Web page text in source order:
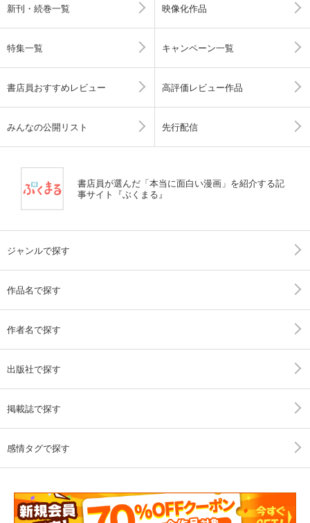
新刊・続巻一覧 映像化作品
特集一覧 キャンペーン一覧
書店員おすすめレビュー 高評価レビュー作品
みんなの公開リスト 先行配信
書店員が選んだ「本当に面白い漫画」を紹介する記
事サイト『ぶくまる』
ジャンルで探す
作品名で探す
作者名で探す
出版社で探す
掲載誌で探す
感情タグで探す